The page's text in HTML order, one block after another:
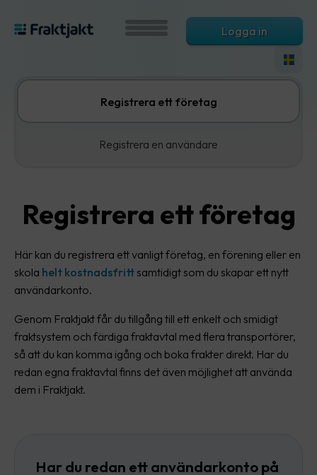
Logga in
Registrera ett företag
Registrera en användare
Registrera ett företag
Här kan du registrera ett vanligt företag, en förening eller en
skola helt kostnadsfrittsamtidigt som du skapar ett nytt
användarkonto.
Genom Fraktjakt får du tillgång till ett enkelt och smidigt
fraktsystem och färdiga fraktavtal med flera transportörer,
så att du kan komma igång och boka frakter direkt. Har du
redan egna fraktavtal finns det även möjlighet att använda
dem i Fraktjakt.
Har du redan ett användarkonto på